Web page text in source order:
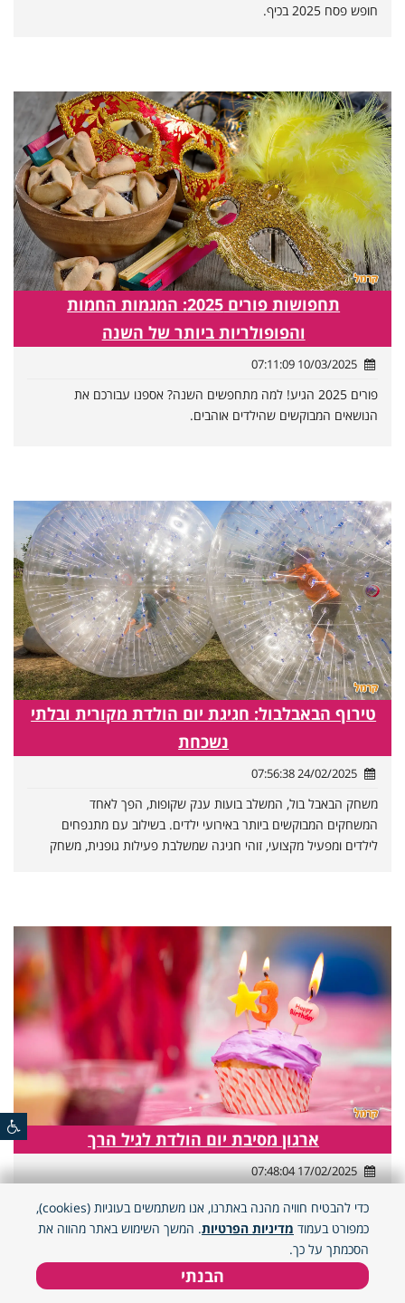
חופש פסח 2025 בכיף.
תחפושות פורים 2025: המגמות החמות
והפופולריות ביותר של השנה
10/03/2025 07:11:09
פורים 2025 הגיע! למה מתחפשים השנה? אספנו עבורכם את
הנושאים המבוקשים שהילדים אוהבים.
טירוף הבאבלבול: חגיגת יום הולדת מקורית ובלתי
נשכחת
24/02/2025 07:56:38
משחק הבאבל בול, המשלב בועות ענק שקופות, הפך לאחד
המשחקים המבוקשים ביותר באירועי ילדים. בשילוב עם מתנפחים
לילדים ומפעיל מקצועי, זוהי חגיגה שמשלבת פעילות גופנית, משחק
ארגון מסיבת יום הולדת לגיל הרך
17/02/2025 07:48:04
לא עוד מסיבה! חוגגים גם לקטנטנים בצורה נכונה ומותאמת גיל, אז
איך כדאי לחגוג ולארגן בצורה נכונה? בואו לקרוא.
כדי להבטיח חוויה מהנה באתרנו, אנו משתמשים בעוגיות (cookies),
כמפורט בעמוד מדיניות הפרטיות. המשך השימוש באתר מהווה את
הסכמתך על כך.
הבנתי